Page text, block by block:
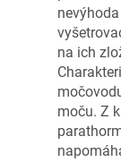
na ich
moču. Z